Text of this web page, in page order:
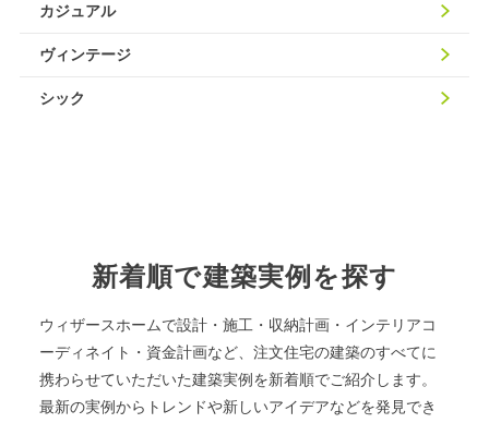
カジュアル
ヴィンテージ
シック
新着順で建築実例を探す
ウィザースホームで設計・施工・収納計画・インテリアコ
ーディネイト・資金計画など、注文住宅の建築のすべてに
携わらせていただいた建築実例を新着順でご紹介します。
最新の実例からトレンドや新しいアイデアなどを発見でき